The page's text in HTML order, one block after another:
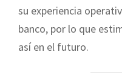
su experiencia
banco, por lo que
así en el futuro.